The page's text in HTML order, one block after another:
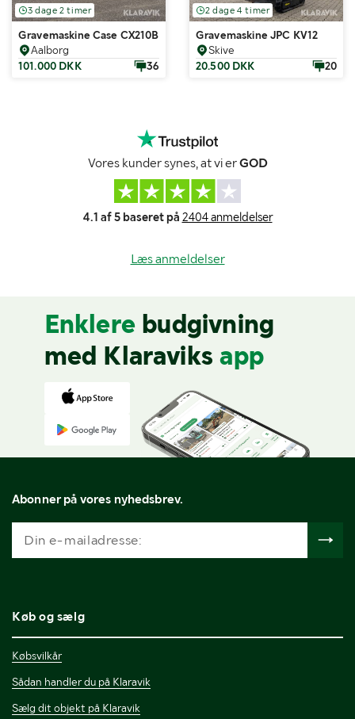
3 dage 2 timer
Gravemaskine Case CX210B 21T - med skovl
Aalborg
101.000 DKK
36
2 dage 4 timer
Gravemaskine JPC KV12
Skive
20.500 DKK
20
Vores kunder synes, at vi erGOD
4.1 af 5 baseret på 2404 anmeldelser
Læs anmeldelser
Enklere budgivning
med Klaraviks app
Abonner på vores nyhedsbrev.
Køb og sælg
Købsvilkår
Sådan handler du på Klaravik
Sælg dit objekt på Klaravik